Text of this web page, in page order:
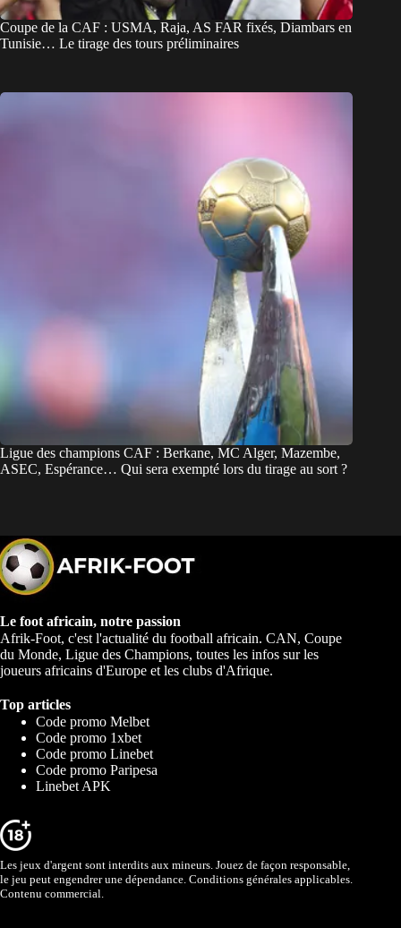
Coupe de la CAF : USMA, Raja, AS FAR fixés, Diambars en
Tunisie… Le tirage des tours préliminaires
Ligue des champions CAF : Berkane, MC Alger, Mazembe,
ASEC, Espérance… Qui sera exempté lors du tirage au sort ?
Le foot africain, notre passion
Afrik-Foot, c'est l'actualité du football africain. CAN, Coupe
du Monde, Ligue des Champions, toutes les infos sur les
joueurs africains d'Europe et les clubs d'Afrique.
Top articles
Code promo Melbet
Code promo 1xbet
Code promo Linebet
Code promo Paripesa
Linebet APK
Les jeux d'argent sont interdits aux mineurs. Jouez de façon responsable,
le jeu peut engendrer une dépendance. Conditions générales applicables.
Contenu commercial.